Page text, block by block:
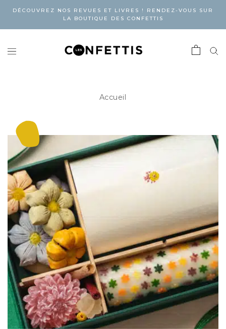
DÉCOUVREZ NOS REVUES ET LIVRES ! RENDEZ-VOUS SUR
LA BOUTIQUE DES CONFETTIS
Accueil